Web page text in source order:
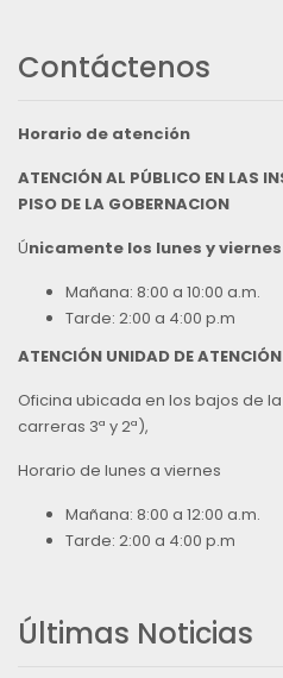
Contáctenos
Horario de atención
ATENCIÓN AL PÚBLICO EN LAS
PISO DE LA GOBERNACION
Únicamente los lunes y viernes
Mañana: 8:00 a 10:00 a.m.
Tarde: 2:00 a 4:00 p.m
ATENCIÓN UNIDAD DE
Oficina ubicada en los bajos de
carreras 3ª y 2ª),
Horario de lunes a viernes
Mañana: 8:00 a 12:00 a.m.
Tarde: 2:00 a 4:00 p.m
Últimas Noticias